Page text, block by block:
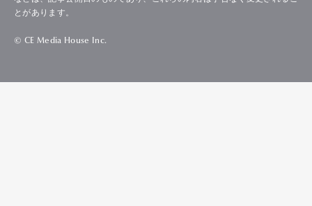
とがあります。
© CE Media House Inc.